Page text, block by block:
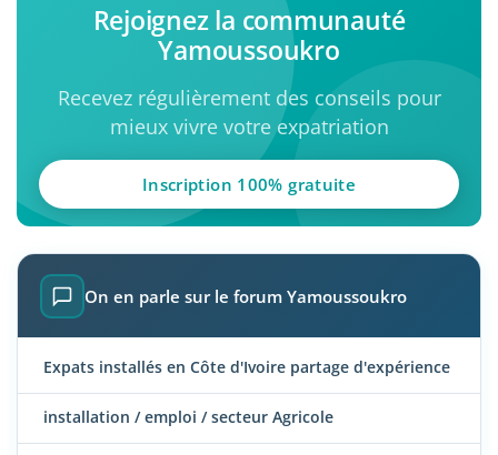
Rejoignez la communauté
Yamoussoukro
Recevez régulièrement des conseils pour
mieux vivre votre expatriation
Inscription 100% gratuite
On en parle sur le forum Yamoussoukro
Expats installés en Côte d'Ivoire partage d'expérience
installation / emploi / secteur Agricole